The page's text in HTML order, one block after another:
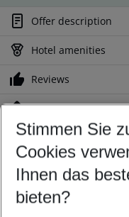
Offer description
Hotel amenities
Reviews
Location
Customize your offer
Find the perfect deal
Your departure airport
Any airport
Stimmen Sie
Cookies
Ihnen das
bieten?